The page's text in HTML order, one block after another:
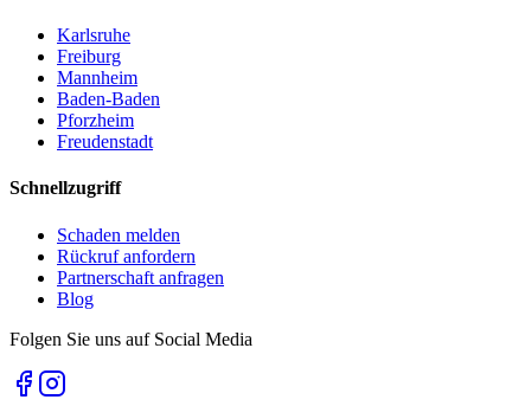
Karlsruhe
Freiburg
Mannheim
Baden-Baden
Pforzheim
Freudenstadt
Schnellzugriff
Schaden melden
Rückruf anfordern
Partnerschaft anfragen
Blog
Folgen Sie uns auf Social Media